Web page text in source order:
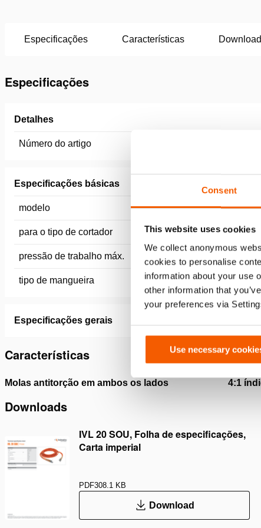
Consent
This website uses cookies
We collect anonymous
cookies to personalise
information about your use
other information that
your preferences via
Use necessary
Especificações Características
Especificações
Detalhes
Número do artigo
Especificações básicas
modelo IVL 20
para o tipo de cortador móvel
pressão de trabalho máx. 720 / 72
tipo de mangueira Para os
Especificações gerais
Características
Molas antitorção em ambos os lados 4:1
Downloads
IVL 20 SOU, Folha de especificações,
Carta imperial
PDF308.1 KB
Download